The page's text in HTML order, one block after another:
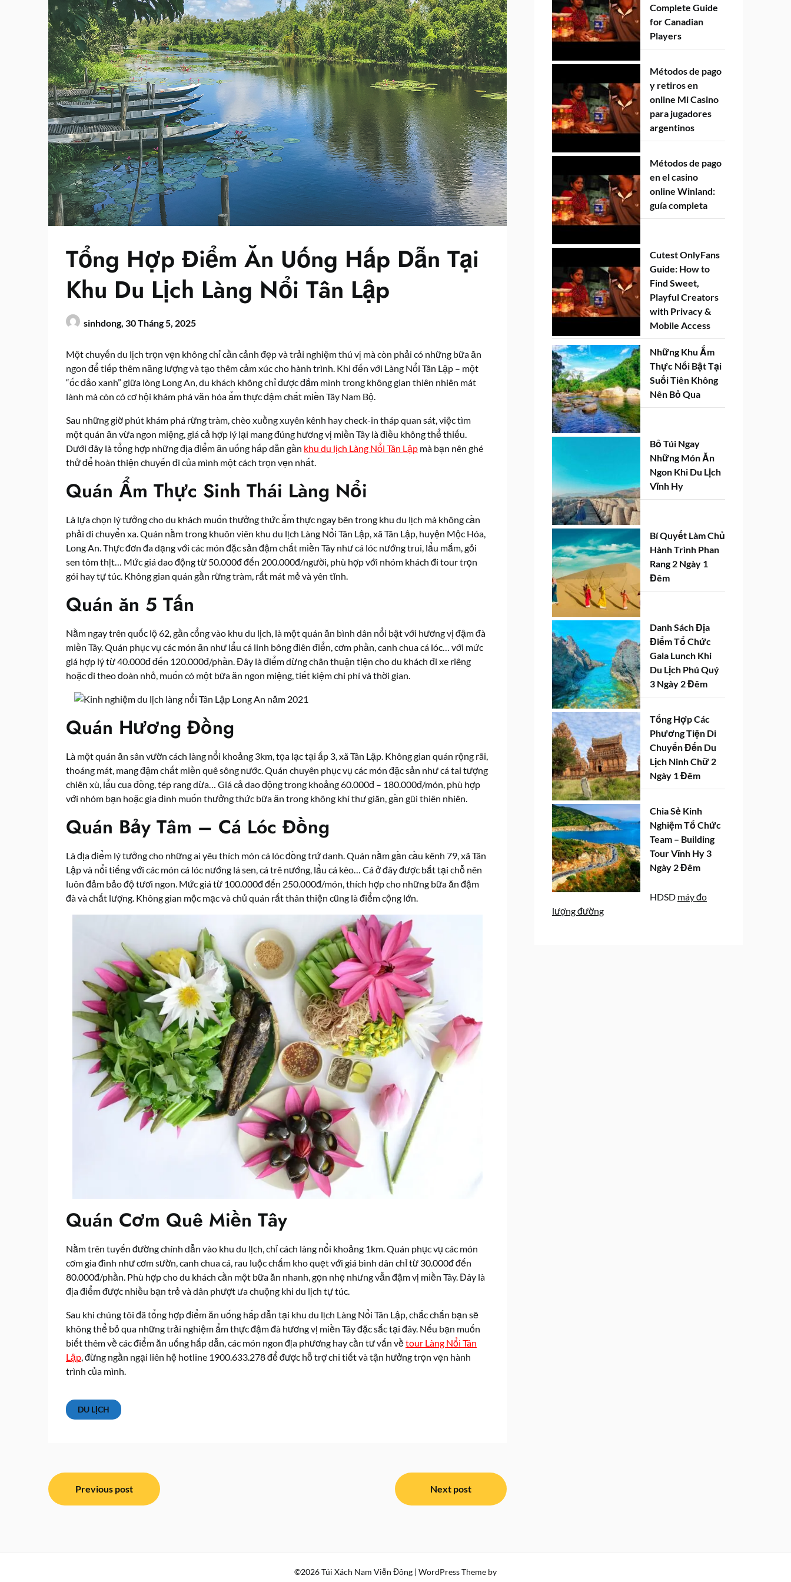
Tổng Hợp Điểm Ăn Uống Hấp Dẫn Tại
Khu Du Lịch Làng Nổi Tân Lập
sinhdong, 30 Tháng 5, 2025
Một chuyến du lịch trọn vẹn không chỉ cần cảnh đẹp và trải nghiệm thú vị mà còn phải có những bữa ăn
ngon để tiếp thêm năng lượng và tạo thêm cảm xúc cho hành trình. Khi đến với Làng Nổi Tân Lập – một
“ốc đảo xanh” giữa lòng Long An, du khách không chỉ được đắm mình trong không gian thiên nhiên mát
lành mà còn có cơ hội khám phá văn hóa ẩm thực đậm chất miền Tây Nam Bộ.
Sau những giờ phút khám phá rừng tràm, chèo xuồng xuyên kênh hay check-in tháp quan sát, việc tìm
một quán ăn vừa ngon miệng, giá cả hợp lý lại mang đúng hương vị miền Tây là điều không thể thiếu.
Dưới đây là tổng hợp những địa điểm ăn uống hấp dẫn gần khu du lịch Làng Nổi Tân Lập mà bạn nên ghé
thử để hoàn thiện chuyến đi của mình một cách trọn vẹn nhất.
Quán Ẩm Thực Sinh Thái Làng Nổi
Là lựa chọn lý tưởng cho du khách muốn thưởng thức ẩm thực ngay bên trong khu du lịch mà không cần
phải di chuyển xa. Quán nằm trong khuôn viên khu du lịch Làng Nổi Tân Lập, xã Tân Lập, huyện Mộc Hóa,
Long An. Thực đơn đa dạng với các món đặc sản đậm chất miền Tây như cá lóc nướng trui, lẩu mắm, gỏi
sen tôm thịt… Mức giá dao động từ 50.000đ đến 200.000đ/người, phù hợp với nhóm khách đi tour trọn
gói hay tự túc. Không gian quán gần rừng tràm, rất mát mẻ và yên tĩnh.
Quán ăn 5 Tấn
Nằm ngay trên quốc lộ 62, gần cổng vào khu du lịch, là một quán ăn bình dân nổi bật với hương vị đậm đà
miền Tây. Quán phục vụ các món ăn như lẩu cá linh bông điên điển, cơm phần, canh chua cá lóc… với mức
giá hợp lý từ 40.000đ đến 120.000đ/phần. Đây là điểm dừng chân thuận tiện cho du khách đi xe riêng
hoặc đi theo đoàn nhỏ, muốn có một bữa ăn ngon miệng, tiết kiệm chi phí và thời gian.
Quán Hương Đồng
Là một quán ăn sân vườn cách làng nổi khoảng 3km, tọa lạc tại ấp 3, xã Tân Lập. Không gian quán rộng rãi,
thoáng mát, mang đậm chất miền quê sông nước. Quán chuyên phục vụ các món đặc sản như cá tai tượng
chiên xù, lẩu cua đồng, tép rang dừa… Giá cả dao động trong khoảng 60.000đ – 180.000đ/món, phù hợp
với nhóm bạn hoặc gia đình muốn thưởng thức bữa ăn trong không khí thư giãn, gần gũi thiên nhiên.
Quán Bảy Tâm – Cá Lóc Đồng
Là địa điểm lý tưởng cho những ai yêu thích món cá lóc đồng trứ danh. Quán nằm gần cầu kênh 79, xã Tân
Lập và nổi tiếng với các món cá lóc nướng lá sen, cá trê nướng, lẩu cá kèo… Cá ở đây được bắt tại chỗ nên
luôn đảm bảo độ tươi ngon. Mức giá từ 100.000đ đến 250.000đ/món, thích hợp cho những bữa ăn đậm
đà và chất lượng. Không gian mộc mạc và chủ quán rất thân thiện cũng là điểm cộng lớn.
Quán Cơm Quê Miền Tây
Nằm trên tuyến đường chính dẫn vào khu du lịch, chỉ cách làng nổi khoảng 1km. Quán phục vụ các món
cơm gia đình như cơm sườn, canh chua cá, rau luộc chấm kho quẹt với giá bình dân chỉ từ 30.000đ đến
80.000đ/phần. Phù hợp cho du khách cần một bữa ăn nhanh, gọn nhẹ nhưng vẫn đậm vị miền Tây. Đây là
địa điểm được nhiều bạn trẻ và dân phượt ưa chuộng khi du lịch tự túc.
Sau khi chúng tôi đãtổng hợp điểm ăn uống hấp dẫn tại khu du lịch Làng Nổi Tân Lập , chắc chắn bạn sẽ
không thể bỏ qua những trải nghiệm ẩm thực đậm đà hương vị miền Tây đặc sắc tại đây. Nếu bạn muốn
biết thêm về các điểm ăn uống hấp dẫn, các món ngon địa phương hay cần tư vấn vềtour Làng Nổi Tân
Lập , đừng ngần ngại liên hệ hotline 1900.633.278 để được hỗ trợ chi tiết và tận hưởng trọn vẹn hành
trình của mình.
DU LỊCH
Điều
hướng
Previous post Next post
Complete Guide
for Canadian
Players
Métodos de pago
y retiros en
online Mi Casino
para jugadores
argentinos
Métodos de pago
en el casino
online Winland:
guía completa
Cutest OnlyFans
Guide: How to
Find Sweet,
Playful Creators
with Privacy &
Mobile Access
Những Khu Ẩm
Thực Nổi Bật Tại
Suối Tiên Không
Nên Bỏ Qua
Bỏ Túi Ngay
Những Món Ăn
Ngon Khi Du Lịch
Vĩnh Hy
Bí Quyết Làm Chủ
Hành Trình Phan
Rang 2 Ngày 1
Đêm
Danh Sách Địa
Điểm Tổ Chức
Gala Lunch Khi
Du Lịch Phú Quý
3 Ngày 2 Đêm
Tổng Hợp Các
Phương Tiện Di
Chuyển Đến Du
Lịch Ninh Chữ 2
Ngày 1 Đêm
Chia Sẻ Kinh
Nghiệm Tổ Chức
Team – Building
Tour Vĩnh Hy 3
Ngày 2 Đêm
HDSD máy đo
lượng đường
©2026 Túi Xách Nam Viễn Đông | WordPress Theme by